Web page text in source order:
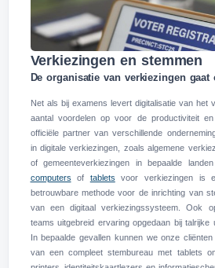
Verkiezingen en stemmen
De organisatie van verkiezingen
Net als bij examens levert digitalisatie van het
aantal voordelen op voor de productiviteit
officiële partner van verschillende
in digitale verkiezingen, zoals algemene
of gemeenteverkiezingen in bepaalde
computers of tablets voor verkiezingen is
betrouwbare methode voor de inrichting van
van een digitaal verkiezingssysteem. Ook
teams uitgebreid ervaring opgedaan bij talrijke
In bepaalde gevallen kunnen we onze
van een compleet stembureau met tablets